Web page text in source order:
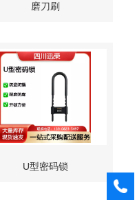
磨刀刷
U型密码锁